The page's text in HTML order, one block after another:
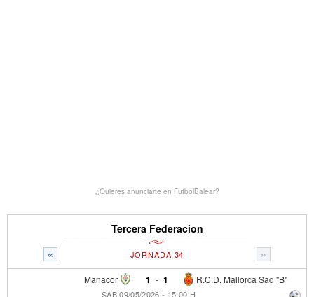
¿Quieres anunciarte en FutbolBalear?
Tercera Federacion
« »
JORNADA 34
Manacor 1 - R.C.D. Mallorca Sad "B"
1
SÁB 09/05/2026 - 15:00 H